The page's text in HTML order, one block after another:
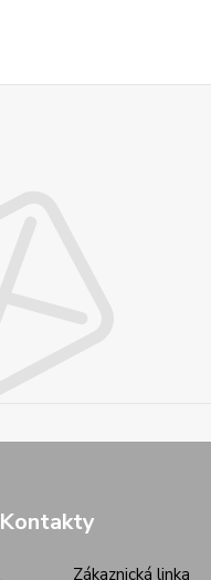
Kontakty
Zákaznická linka